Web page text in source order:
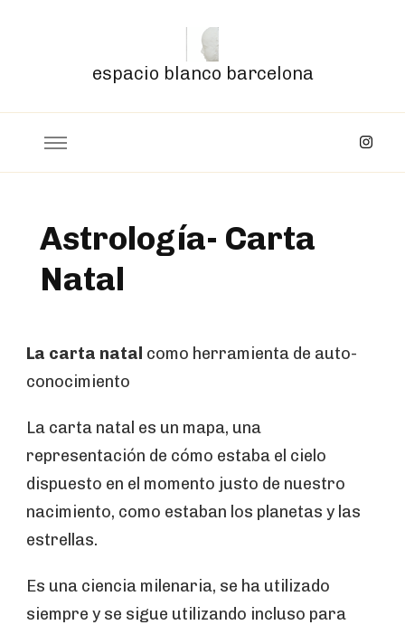
espacio blanco barcelona
Astrología- Carta
Natal
La carta natal como herramienta de auto-
conocimiento
La carta natal es un mapa, una
representación de cómo estaba el cielo
dispuesto en el momento justo de nuestro
nacimiento, como estaban los planetas y las
estrellas.
Es una ciencia milenaria, se ha utilizado
siempre y se sigue utilizando incluso para